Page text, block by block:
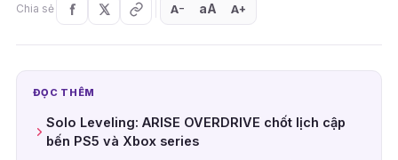
Chia sẻ
A− aA A+
ĐỌC THÊM
Solo Leveling: ARISE OVERDRIVE chốt lịch cập
bến PS5 và Xbox series